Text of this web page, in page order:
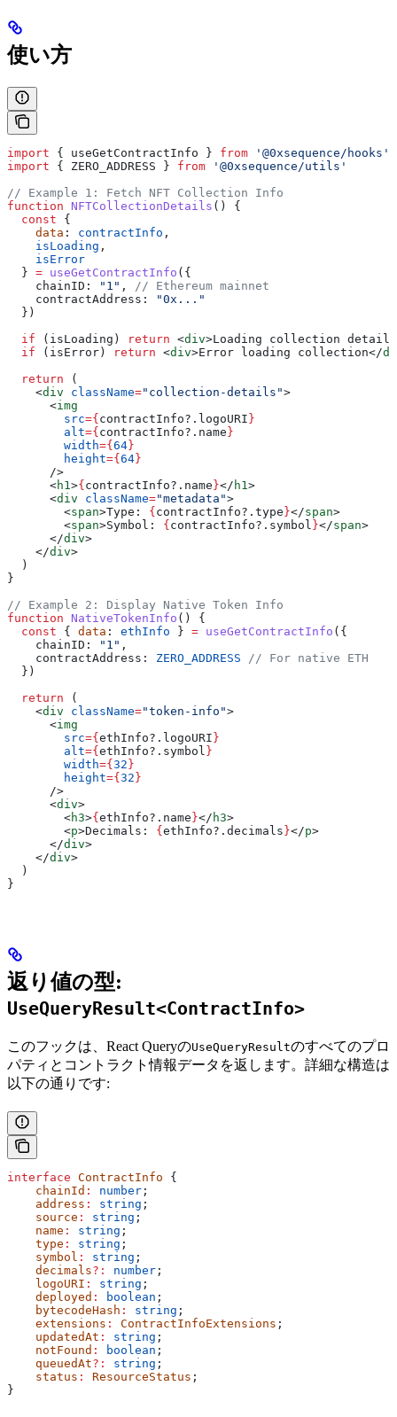
使い方
import { useGetContractInfo } from '@0xsequence/hooks'
import { ZERO_ADDRESS } from '@0xsequence/utils'
// Example 1: Fetch NFT Collection Info
function NFTCollectionDetails () {
  const
{
    data
: contractInfo ,
    isLoading
,
    isError
  }
= useGetContractInfo ({
    chainID:
"1" , // Ethereum mainnet
    contractAddress:
"0x..."
  })
  if
( isLoading ) return <div>Loading collection
  if
( isError ) return <div>Error loading collection</
  return
(
    <
div className="collection-details">
      <
img
        src
={ contractInfo?. logoURI }
        alt
={ contractInfo?. name }
        width
={ 64 }
        height
={ 64 }
      />
      <
h1>{ contractInfo?. name }</ h1>
      <
div className="metadata">
        <
span>Type: { contractInfo?. type }</span>
        <
span>Symbol: { contractInfo?. symbol }</span>
      </
div>
    </
div>
  )
}
// Example 2: Display Native Token Info
function NativeTokenInfo () {
  const
{ data : ethInfo } = useGetContractInfo ({
    chainID:
"1" ,
    contractAddress:
ZERO_ADDRESS // For native ETH
  })
  return
(
    <
div className="token-info">
      <
img
        src
={ ethInfo?. logoURI }
        alt
={ ethInfo?. symbol }
        width
={ 32 }
        height
={ 32 }
      />
      <
div>
        <
h3>{ ethInfo?. name }</ h3>
        <
p>Decimals: { ethInfo?. decimals }</p>
      </
div>
    </
div>
  )
}
返り値の型:
UseQueryResult<ContractInfo>
このフックは、React QueryのUseQueryResultのすべてのプロ
パティとコントラクト情報データを返します。詳細な構造は
以下の通りです:
interface ContractInfo {
    chainId
: number ;
    address
: string ;
    source
: string ;
    name
: string ;
    type
: string ;
    symbol
: string ;
    decimals
?: number ;
    logoURI
: string ;
    deployed
: boolean ;
    bytecodeHash
: string ;
    extensions
: ContractInfoExtensions ;
    updatedAt
: string ;
    notFound
: boolean ;
    queuedAt
?: string ;
    status
: ResourceStatus ;
}